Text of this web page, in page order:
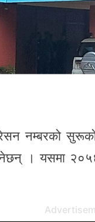
नम्बरको
। यसमा